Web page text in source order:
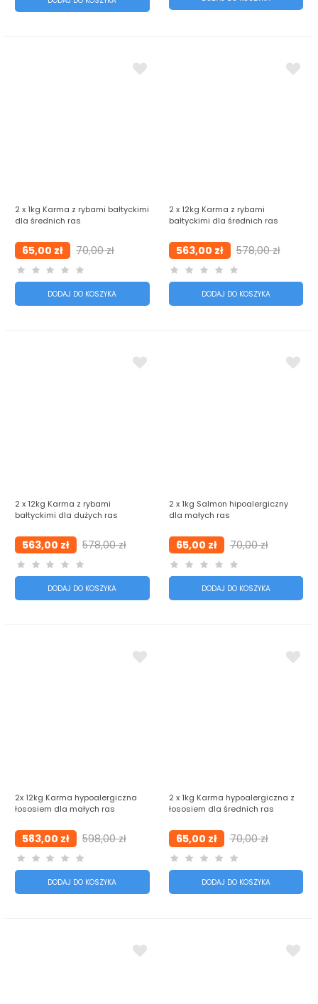
2 x 1kg Karma z rybami bałtyckimi
dla średnich ras
65,00 zł 70,00 zł
DODAJ DO KOSZYKA
2 x 12kg Karma z rybami
bałtyckimi dla średnich ras
563,00 zł 578,00 zł
DODAJ DO KOSZYKA
2 x 12kg Karma z rybami
bałtyckimi dla dużych ras
563,00 zł 578,00 zł
DODAJ DO KOSZYKA
2 x 1kg Salmon hipoalergiczny
dla małych ras
65,00 zł 70,00 zł
DODAJ DO KOSZYKA
2x 12kg Karma hypoalergiczna
łososiem dla małych ras
583,00 zł 598,00 zł
DODAJ DO KOSZYKA
2 x 1kg Karma hypoalergiczna z
łososiem dla średnich ras
65,00 zł 70,00 zł
DODAJ DO KOSZYKA